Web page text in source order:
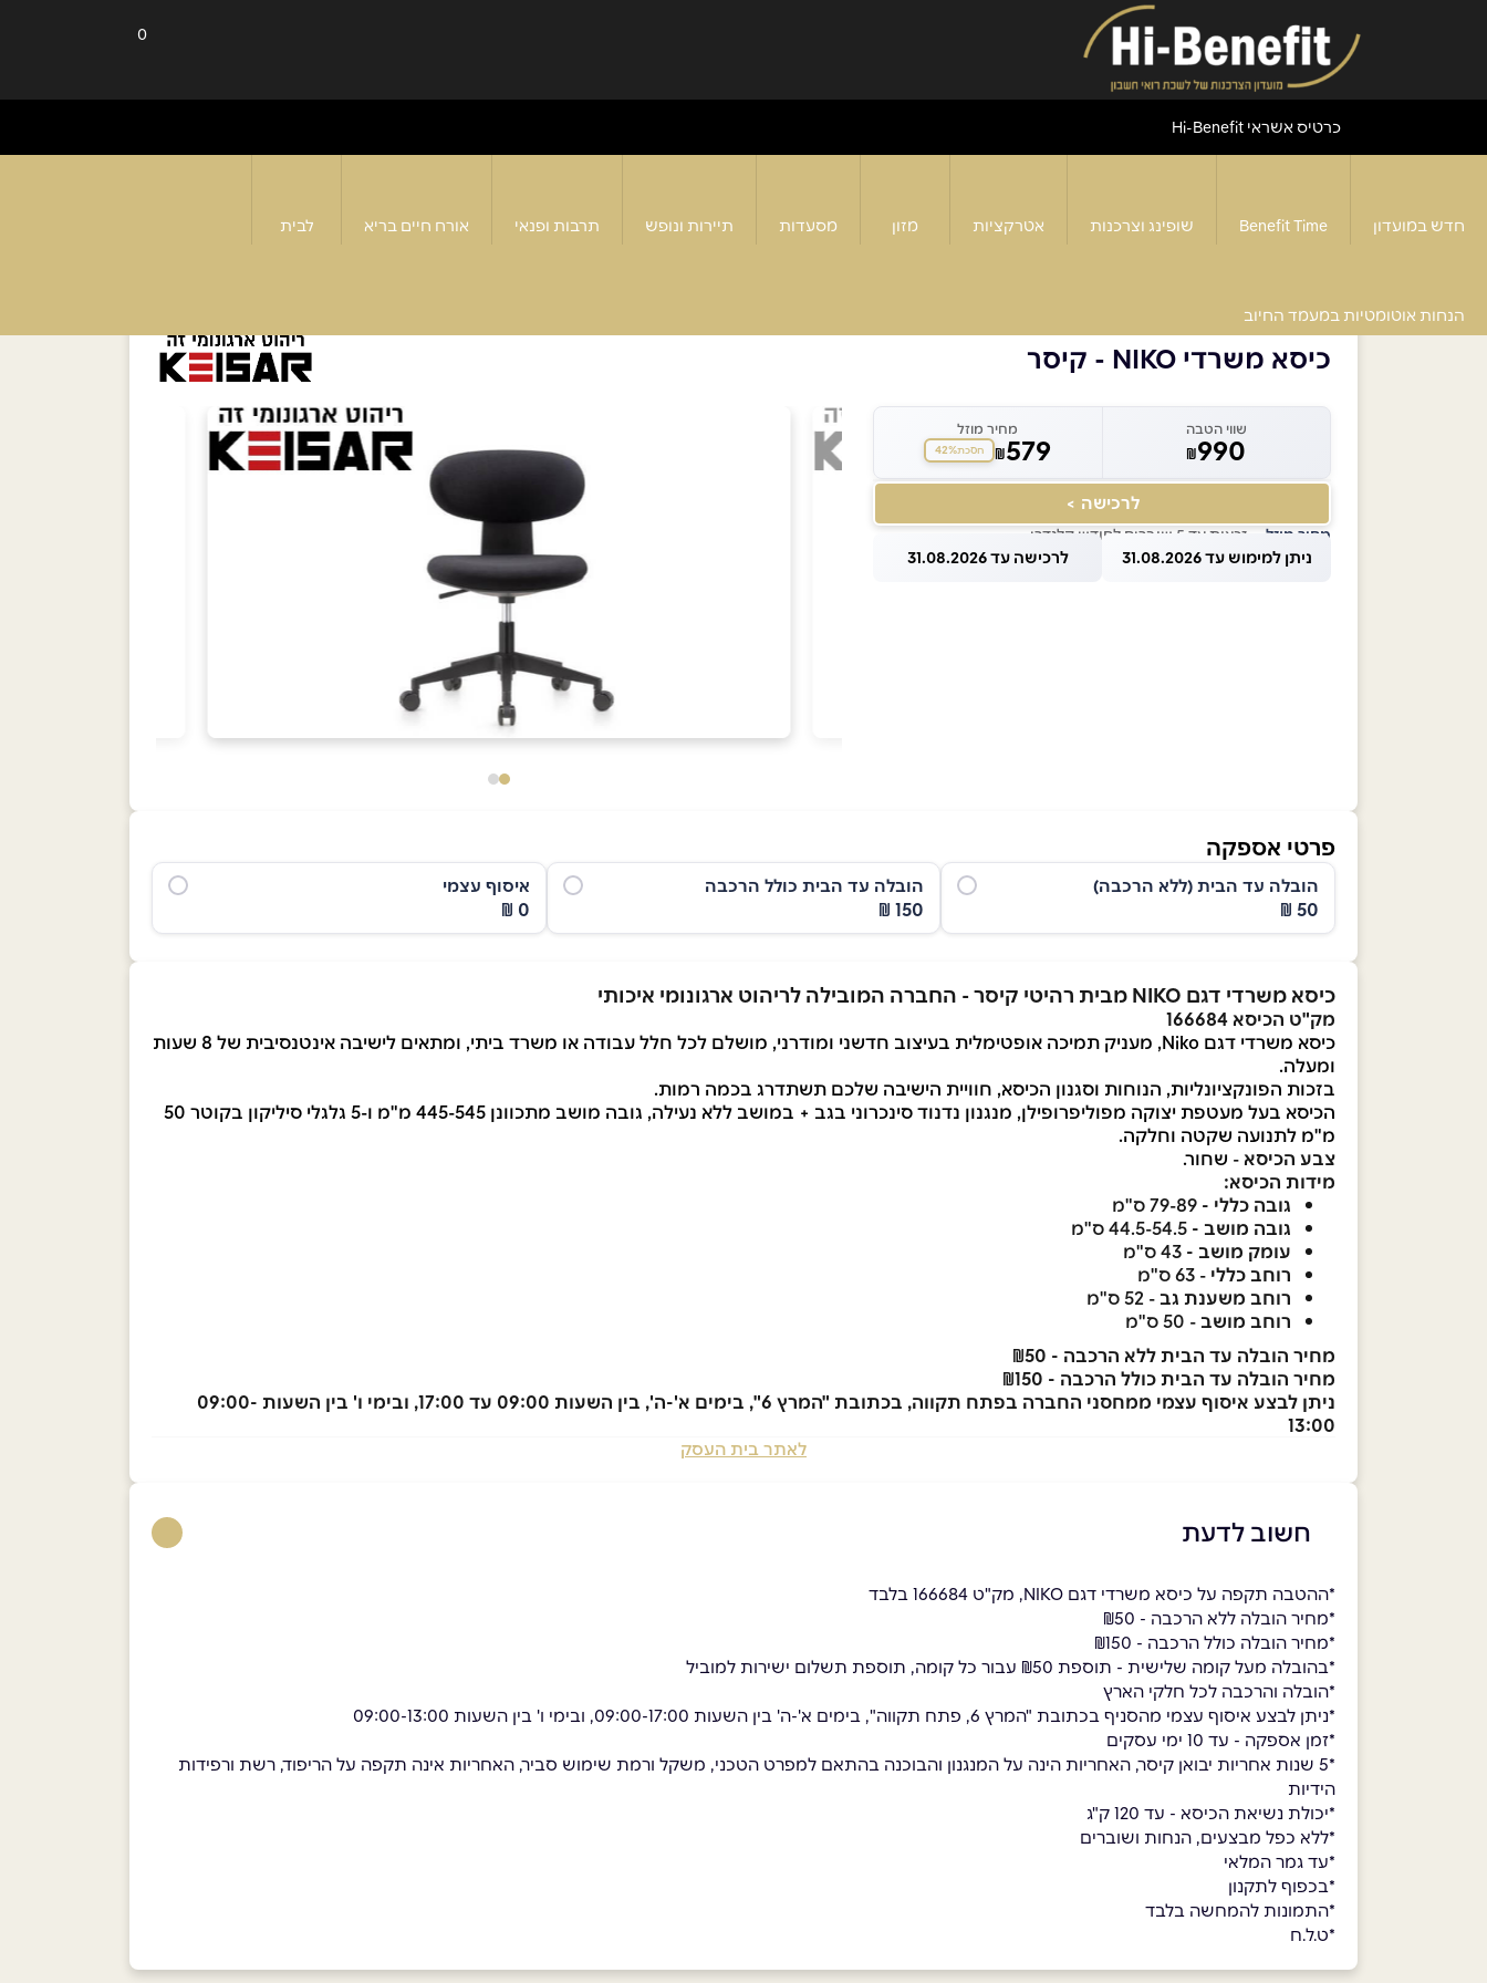
0
כרטיס אשראי Hi-Benefit
חדש במועדון Benefit Time שופינג וצרכנות אטרקציות מזון מסעדות תיירות ונופש תרבות ופנאי אורח חיים בריא לבית
הנחות אוטומטיות במעמד החיוב
כיסא משרדי NIKO - קיסר
שווי הטבה
₪990
מחיר מוזל
₪579 חסכת42%
לרכישה >
מחיר מוזל — זכאות עד 5 שוברים לחודש קלנדרי
ניתן למימוש עד 31.08.2026 לרכישה עד 31.08.2026
פרטי אספקה
הובלה עד הבית (ללא הרכבה)
50 ₪
הובלה עד הבית כולל הרכבה
150 ₪
איסוף עצמי
0 ₪
כיסא משרדי דגם NIKO מבית רהיטי קיסר - החברה המובילה לריהוט ארגונומי איכותי
מק"ט הכיסא 166684
כיסא משרדי דגם Niko, מעניק תמיכה אופטימלית בעיצוב חדשני ומודרני, מושלם לכל חלל עבודה או משרד ביתי, ומתאים לישיבה אינטנסיבית של 8 שעות
ומעלה.
בזכות הפונקציונליות, הנוחות וסגנון הכיסא, חוויית הישיבה שלכם תשתדרג בכמה רמות.
הכיסא בעל מעטפת יצוקה מפוליפרופילן, מנגנון נדנוד סינכרוני בגב + במושב ללא נעילה, גובה מושב מתכוונן 445-545 מ"מ ו-5 גלגלי סיליקון בקוטר 50
מ"מ לתנועה שקטה וחלקה.
צבע הכיסא - שחור.
מידות הכיסא:
גובה כללי -
גובה מושב -
עומק מושב -
רוחב כללי - 63 ס"מ
רוחב משענת גב - 52 ס"מ
רוחב מושב - 50 ס"מ
מחיר הובלה עד הבית ללא הרכבה - ₪50
מחיר הובלה עד הבית כולל הרכבה - ₪150
ניתן לבצע איסוף עצמי ממחסני החברה בפתח תקווה, בכתובת "המרץ 6", בימים א'-ה', בין השעות 09:00 עד 17:00, ובימי ו' בין השעות 09:00-
13:00
לאתר בית העסק
חשוב לדעת
*ההטבה תקפה על כיסא משרדי דגם NIKO, מק"ט 166684 בלבד
*מחיר הובלה ללא הרכבה - ₪50
*מחיר הובלה כולל הרכבה - ₪150
*בהובלה מעל קומה שלישית - תוספת ₪50 עבור כל קומה, תוספת תשלום ישירות למוביל
*הובלה והרכבה לכל חלקי הארץ
*ניתן לבצע איסוף עצמי מהסניף בכתובת "המרץ 6, פתח תקווה", בימים א'-ה' בין השעות 09:00-17:00, ובימי ו' בין השעות 09:00-13:00
*זמן אספקה - עד 10 ימי עסקים
*5 שנות אחריות יבואן קיסר, האחריות הינה על המנגנון והבוכנה בהתאם למפרט הטכני, משקל ורמת שימוש סביר, האחריות אינה תקפה על הריפוד, רשת ורפידות
הידיות
*יכולת נשיאת הכיסא - עד 120 ק"ג
*ללא כפל מבצעים, הנחות ושוברים
*עד גמר המלאי
*בכפוף לתקנון
*התמונות להמחשה בלבד
*ט.ל.ח